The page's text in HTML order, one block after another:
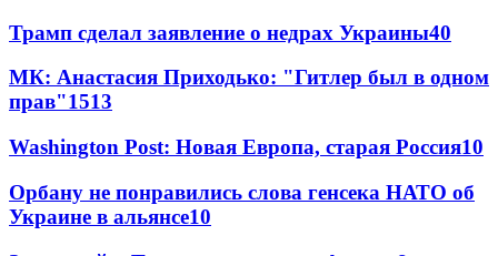
Трамп сделал заявление о недрах Украины40
МК: Анастасия Приходько: "Гитлер был в одном
прав"1513
Washington Post: Новая Европа, старая Россия10
Орбану не понравились слова генсека НАТО об
Украине в альянсе10